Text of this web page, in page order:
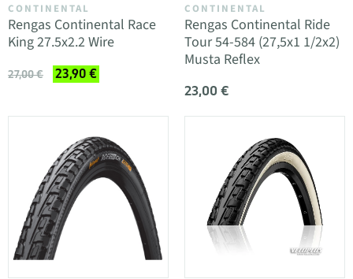
CONTINENTAL
Rengas Continental Race
King 27.5x2.2 Wire
27,00 € 23,90 €
CONTINENTAL
Rengas Continental Ride
Tour 54-584 (27,5x1 1/2x2)
Musta Reflex
23,00 €